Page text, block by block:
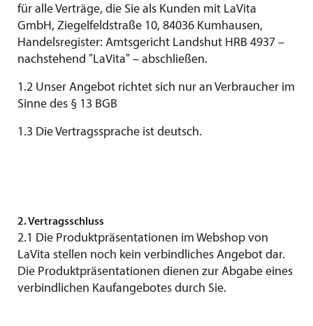
für alle Verträge, die Sie als Kunden mit LaVita
GmbH, Ziegelfeldstraße 10, 84036 Kumhausen,
Handelsregister: Amtsgericht Landshut HRB 4937 –
nachstehend "LaVita" – abschließen.
1.2 Unser Angebot richtet sich nur an Verbraucher im
Sinne des § 13 BGB
1.3 Die Vertragssprache ist deutsch.
2. Vertragsschluss
2.1 Die Produktpräsentationen im Webshop von
LaVita stellen noch kein verbindliches Angebot dar.
Die Produktpräsentationen dienen zur Abgabe eines
verbindlichen Kaufangebotes durch Sie.